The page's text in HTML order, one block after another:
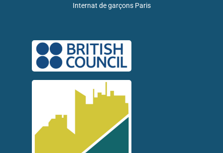
Internat de garçons Paris